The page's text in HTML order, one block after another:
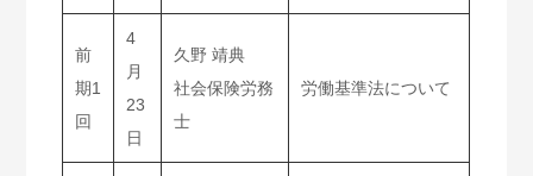
前
期1
回
4
月
23
日
久野 靖典
社会保険労務
士
労働基準法について